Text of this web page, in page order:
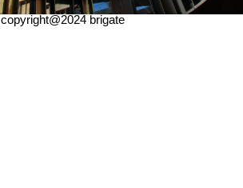
copyright@2024 brigate